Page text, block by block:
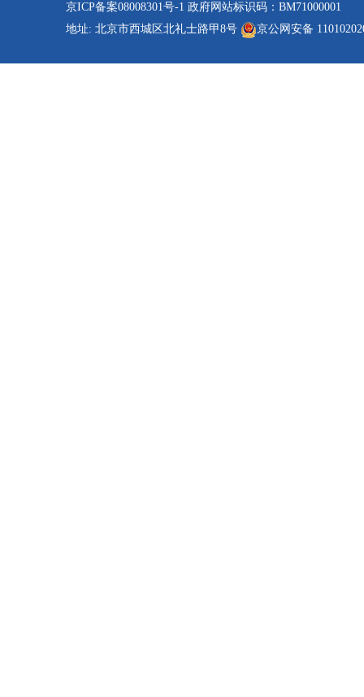
京ICP备案08008301号-1 政府网站标识码：BM71000001
地址: 北京市西城区北礼士路甲8号
京公网安备